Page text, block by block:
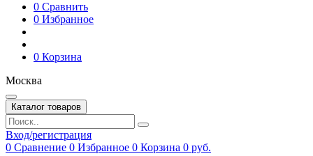
0 Сравнить
0 Избранное
0 Корзина
Москва
Каталог товаров
Вход/регистрация
0 Сравнение 0 Избранное 0 Корзина 0 руб.